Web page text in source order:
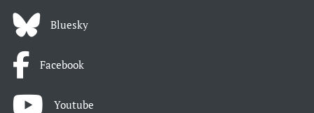
Bluesky
Facebook
Youtube